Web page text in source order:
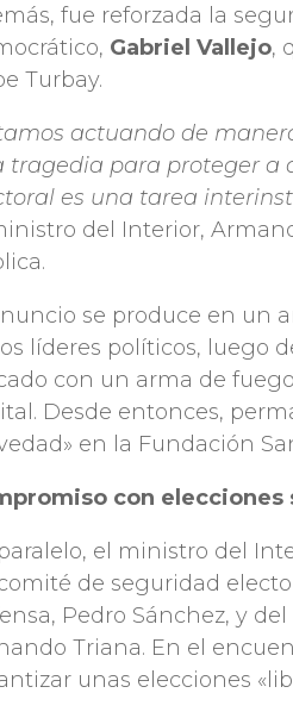
fue reforzada la
Gabriel Vallejo,
Turbay.
actuando de
tragedia para proteger a
es una tarea
del Interior,
se produce en un
líderes políticos, luego
con un arma de
Desde entonces,
en la Fundación
con elecciones
el ministro del
de seguridad
Pedro Sánchez, y
Triana. En el
unas elecciones